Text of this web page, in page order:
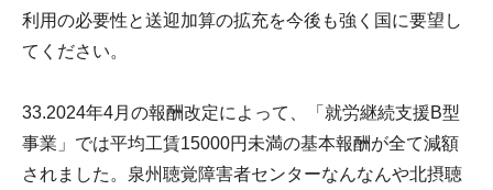
利用の必要性と送迎加算の拡充を今後も強く国に要望し
てください。
33.2024年4月の報酬改定によって、「就労継続支援B型
事業」では平均工賃15000円未満の基本報酬が全て減額
されました。泉州聴覚障害者センターなんなんや北摂聴